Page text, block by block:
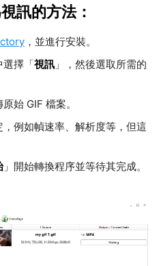
訊的方法：
，並進行安裝。
選擇「視訊 」，然後選取所需的
原始 GIF 檔案。
例如幀速率、解析度等，但這
」開始轉換程序並等待其完成。